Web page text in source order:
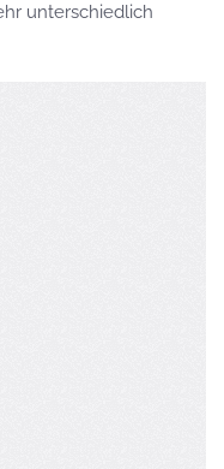
unterschiedlich